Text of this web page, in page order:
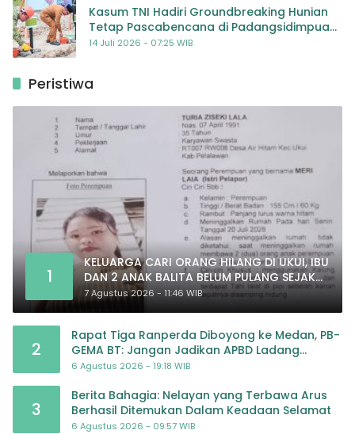
Kasum TNI Hadiri Groundbreaking Hunian
Tetap Pascabencana di Padangsidimpuan,
Harapan Baru bagi Penyintas
14 Juli 2026 - 07:25 WIB
Peristiwa
1
KELUARGA CARI ORANG HILANG DI UKUI, IBU
DAN 2 ANAK BALITA BELUM PULANG SEJAK
20 JULI 2026
7 Agustus 2026 - 11:46 WIB
2
Rapat Tiga Ranperda Diboyong ke Medan, PB-
GEMA BT: Jangan Jadikan APBD Ladang
Pembiayaan yang Tak Perlu
6 Agustus 2026 - 19:18 WIB
3
Berita Bahagia: Nelayan yang Terbawa Arus
Berhasil Ditemukan Dalam Keadaan Selamat
6 Agustus 2026 - 09:57 WIB